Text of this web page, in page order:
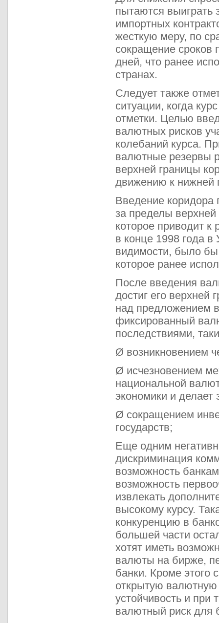
пытаются выиграть
импортных
жесткую меру, по
сокращение сроков
дней, что ранее
странах.
Следует также
ситуации, когда
отметки. Целью
валютных рисков
колебаний курса.
валютные резервы
верхней границы
движению к нижней
Введение коридора
за пределы
которое приводит к
в конце 1998 года
видимости, было бы
которое ранее
После введения
достиг его верхней
над предложением
фиксированный
последствиями,
Ø возникновением
Ø исчезновением
национальной
экономики и делает
Ø сокращением
государств;
Еще одним
дискриминация
возможность
возможность
извлекать
высокому курсу.
конкуренцию в
большей части
хотят иметь
валюты на бирже,
банки. Кроме этого
открытую
устойчивость и при
валютный риск для